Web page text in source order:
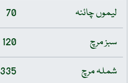
لیموں چائنہ
70
سبز مرچ
120
شملہ مرچ
335